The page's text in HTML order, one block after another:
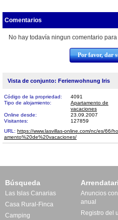
Comentarios
No hay todavía ningun comentario
Por favor, dar
Vista de conjunto: Ferienwohnung Iris
Código de la propriedad: 4091
Tipo de alojamiento:
Apartamento de
vacaciones
Online desde: 23.09.2007
Visitantes:
127859
URL: https://www.lasvillas-online.com/nc/es/66/
amento%20de%20vacaciones/
Búsqueda
Las Islas Canarias
Casa Rural-Finca
Camping
Anuncios
anual
Registro del